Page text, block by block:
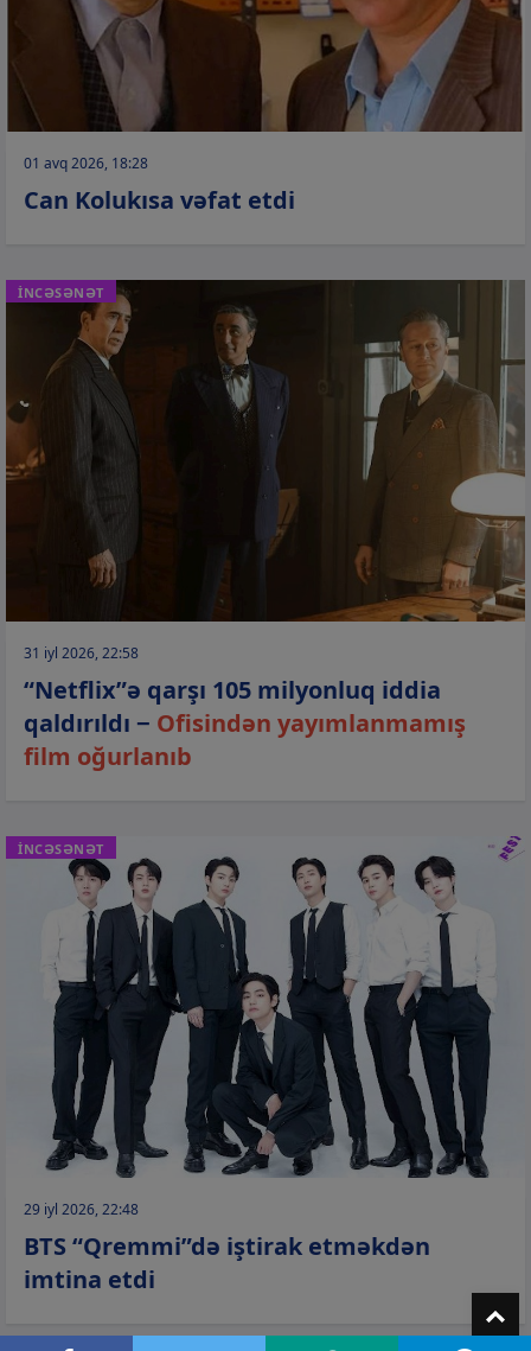
01 avq 2026, 18:28
Can Kolukısa vəfat etdi
İNCƏSƏNƏT
31 iyl 2026, 22:58
“Netflix”ə qarşı 105 milyonluq iddia
qaldırıldı − Ofisindən yayımlanmamış
film oğurlanıb
İNCƏSƏNƏT
29 iyl 2026, 22:48
BTS “Qremmi”də iştirak etməkdən
imtina etdi